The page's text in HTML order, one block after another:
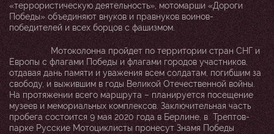
«террористическую деятельность», мотомарши «Дороги
Победы» объединяют внуков и правнуков воинов-
победителей и всех борцов с фашизмом.
Мотоколонна пройдет по территории стран СНГ и
Европы с флагами Победы и флагами городов участников,
отдавая дань памяти и уважения всем солдатам, погибшим за
свободу, и выжившим в годы Великой Отечественной войны.
На протяжении всего маршрута – планируется посещение
музеев и мемориальных комплексов. Заключительная часть
пробега состоится 9 мая 2020 года в Берлине, в Трептов-
парке Русские Мотоциклисты пронесут Знамя Победы